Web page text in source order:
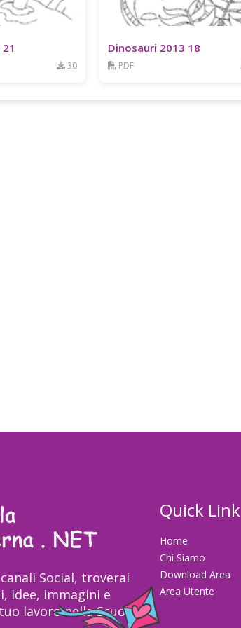
30
Dinosauri 2013 18
PDF
Social, troverai
idee, immagini e
lavoro nella Scuola
Quick Link
Home
Chi Siamo
Download Area
Area Utente